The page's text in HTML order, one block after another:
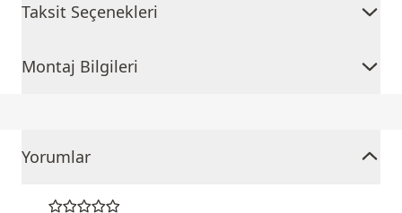
Taksit Seçenekleri
Montaj Bilgileri
Yorumlar